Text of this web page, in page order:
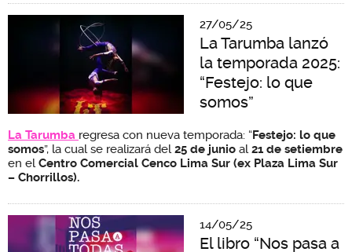
27/05/25
La Tarumba lanzó
la temporada 2025:
“Festejo: lo que
somos”
La Tarumba regresa con nueva temporada: “Festejo: lo que
somos”, la cual se realizará del25 de junio al21 de setiembre
en elCentro Comercial Cenco Lima Sur (ex Plaza Lima Sur
– Chorrillos).
14/05/25
El libro “Nos pasa a